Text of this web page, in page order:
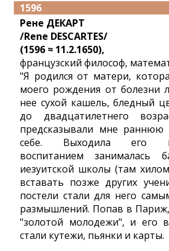
1596
Рене ДЕКАРТ
/Rene DESCARTES/
(1596 ≈ 11.2.1650),
французский философ,
"Я родился от матери,
моего рождения от болезни
нее сухой кашель, бледный
до двадцатилетнего
предсказывали мне
себе. Выходила его
воспитанием
иезуитской школы (там
вставать позже других
постели стали для него
размышлений. Попав в
"золотой молодежи", и его
стали кутежи, пьянки и карты.